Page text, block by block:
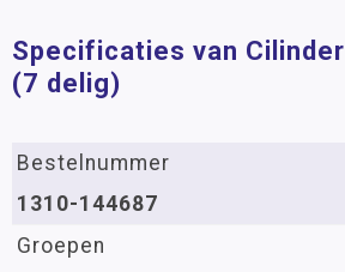
Specificaties van
(7 delig)
Bestelnummer
1310-144687
Groepen